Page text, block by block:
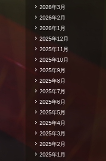
2026年3月
2026年2月
2026年1月
2025年12月
2025年11月
2025年10月
2025年9月
2025年8月
2025年7月
2025年6月
2025年5月
2025年4月
2025年3月
2025年2月
2025年1月